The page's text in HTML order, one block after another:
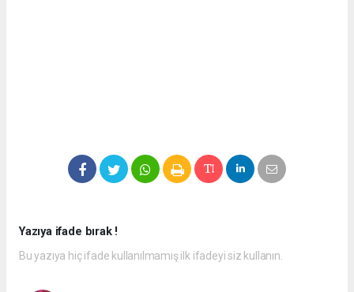
Yazıya ifade bırak !
Bu yazıya hiç ifade kullanılmamış ilk ifadeyi siz kullanın.